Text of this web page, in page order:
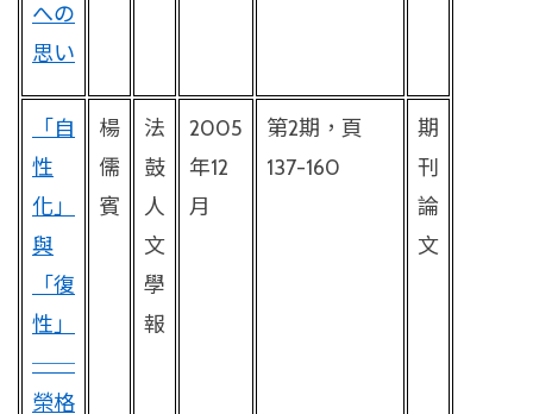
への
思い
「自
性
化」
與
「復
性」
──
榮格
楊
儒
賓
法
鼓
人
文
學
報
2005
年12
月
第2期，頁
137-160
期
刊
論
文